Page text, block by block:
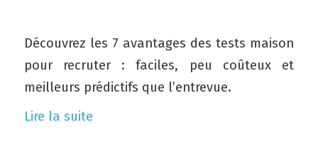
Découvrez les 7 avantages des tests maison
pour recruter : faciles, peu coûteux et
meilleurs prédictifs que l’entrevue.
Lire la suite